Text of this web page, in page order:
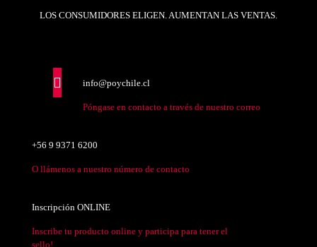
LOS CONSUMIDORES ELIGEN. AUMENTAN LAS VENTAS.
info@poychile.cl
Póngase en contacto a través de nuestro correo
+56 9 9371 6200
O llámenos a nuestro número de contacto
Inscripción ONLINE
Inscribe tu producto online y participa para tener el
sello!